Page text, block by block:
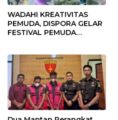
WADAHI KREATIVITAS
PEMUDA, DISPORA GELAR
FESTIVAL PEMUDA